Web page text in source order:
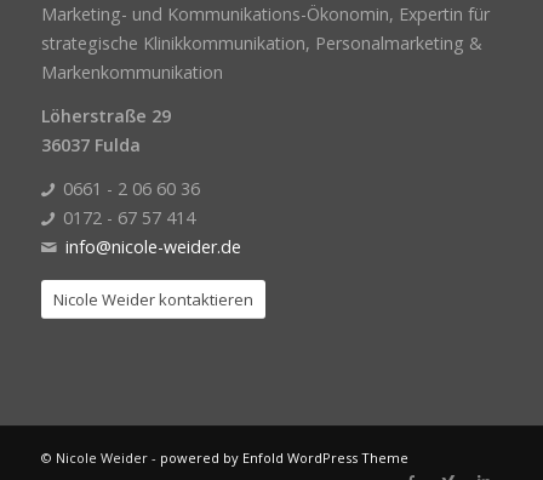
Marketing- und Kommunikations-Ökonomin, Expertin für
strategische Klinikkommunikation, Personalmarketing &
Markenkommunikation
Löherstraße 29
36037 Fulda
0661 - 2 06 60 36
0172 - 67 57 414
info@nicole-weider.de
Nicole Weider kontaktieren
© Nicole Weider - powered by Enfold WordPress Theme